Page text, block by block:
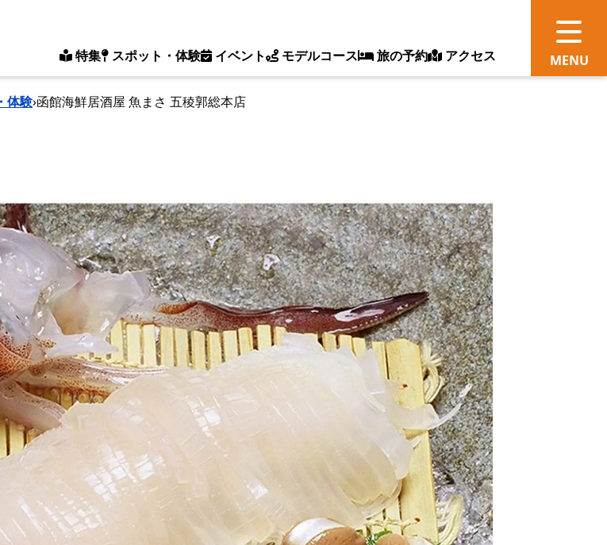
特集 スポット・体験 イベント モデルコース 旅の予約 アクセス
体験›函館海鮮居酒屋 魚まさ 五稜郭総本店